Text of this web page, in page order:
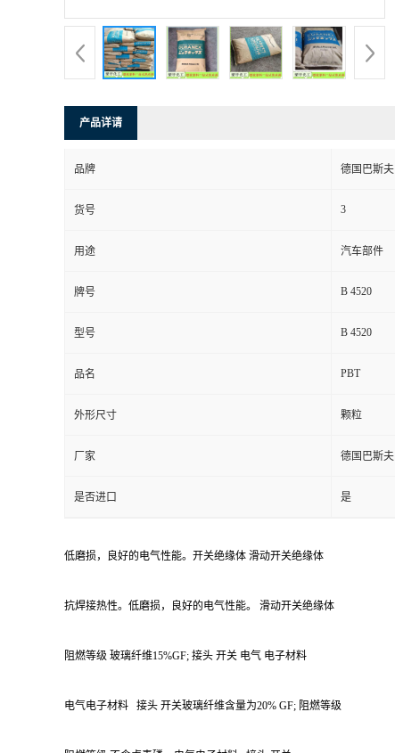
产品详请
品牌 德国巴斯夫
货号 3
用途 汽车部件
牌号 B 4520
型号 B 4520
品名 PBT
外形尺寸 颗粒
厂家 德国巴斯夫
是否进口 是
低磨损，良好的电气性能。开关绝缘体 滑动开关绝缘体
抗焊接热性。低磨损，良好的电气性能。 滑动开关绝缘体
阻燃等级 玻璃纤维15%GF; 接头 开关 电气 电子材料
电气电子材料 接头 开关玻璃纤维含量为20% GF; 阻燃等级